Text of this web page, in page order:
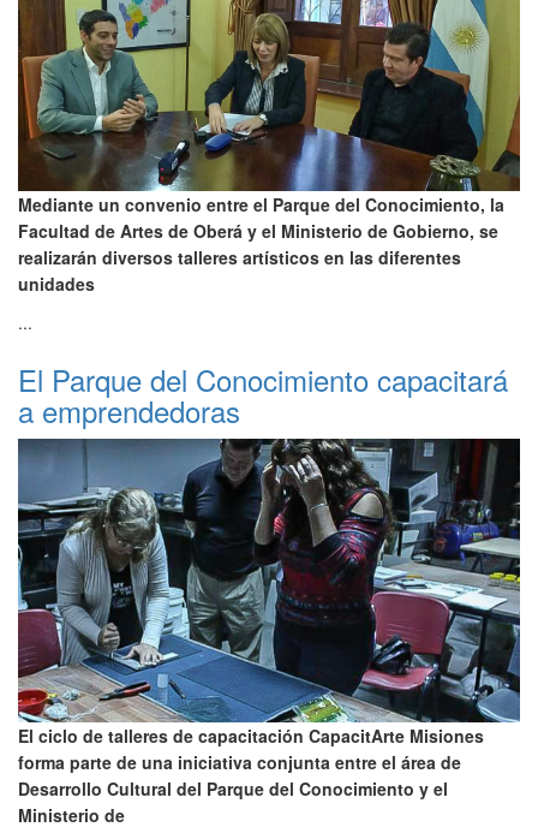
Mediante un convenio entre el Parque del Conocimiento, la
Facultad de Artes de Oberá y el Ministerio de Gobierno, se
realizarán diversos talleres artísticos en las diferentes
unidades
...
El Parque del Conocimiento capacitará
a emprendedoras
El ciclo de talleres de capacitación CapacitArte Misiones
forma parte de una iniciativa conjunta entre el área de
Desarrollo Cultural del Parque del Conocimiento y el
Ministerio de